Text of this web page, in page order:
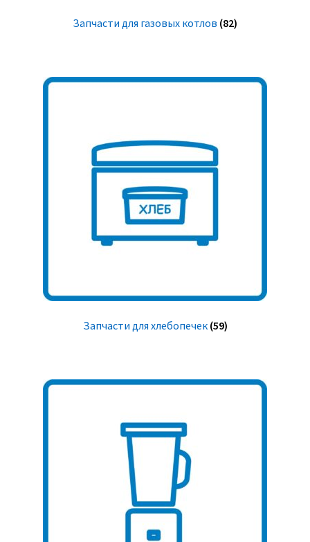
Запчасти для газовых котлов (82)
Запчасти для хлебопечек (59)